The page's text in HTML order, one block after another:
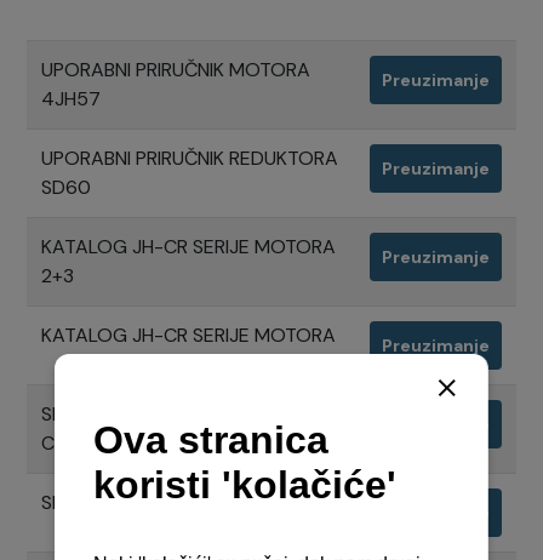
UPORABNI PRIRUČNIK MOTORA
4JH57
Preuzimanje
UPORABNI PRIRUČNIK REDUKTORA
SD60
Preuzimanje
KATALOG JH-CR SERIJE MOTORA
2+3
Preuzimanje
KATALOG JH-CR SERIJE MOTORA Preuzimanje
SPECIFIKACIJE MOTORA 4JH57
CR
SPECIFIKACIJE REDUKTORA SD60